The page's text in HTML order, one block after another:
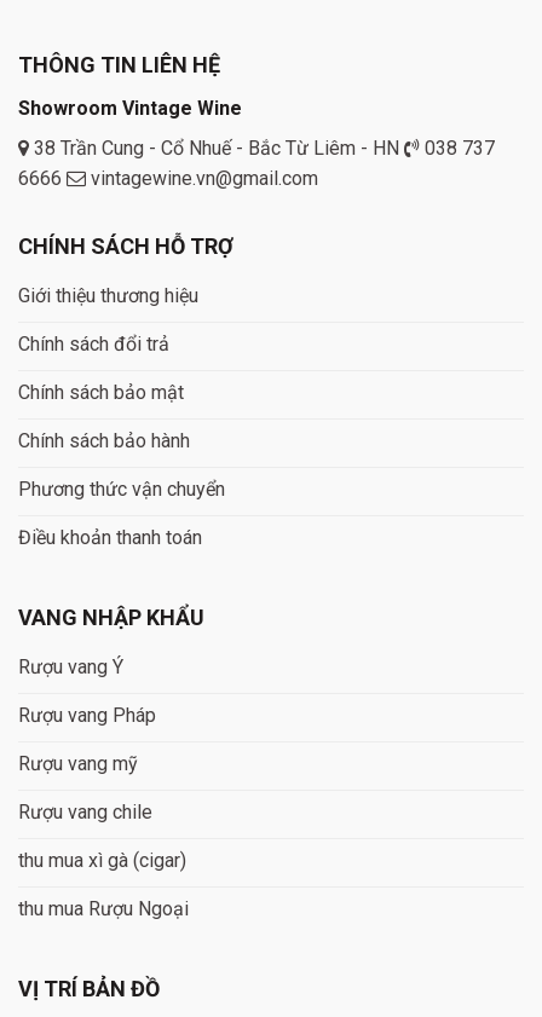
THÔNG TIN LIÊN HỆ
Showroom Vintage Wine
38 Trần Cung - Cổ Nhuế - Bắc Từ Liêm - HN
038 737
6666
vintagewine.vn@gmail.com
CHÍNH SÁCH HỖ TRỢ
Giới thiệu thương hiệu
Chính sách đổi trả
Chính sách bảo mật
Chính sách bảo hành
Phương thức vận chuyển
Điều khoản thanh toán
VANG NHẬP KHẨU
Rượu vang Ý
Rượu vang Pháp
Rượu vang mỹ
Rượu vang chile
thu mua xì gà (cigar)
thu mua Rượu Ngoại
VỊ TRÍ BẢN ĐỒ